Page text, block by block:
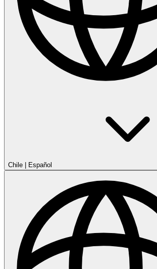
Chile Español